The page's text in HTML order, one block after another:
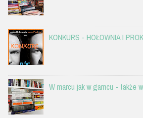
KONKURS - HOŁOWNIA I
W marcu jak w garncu - także